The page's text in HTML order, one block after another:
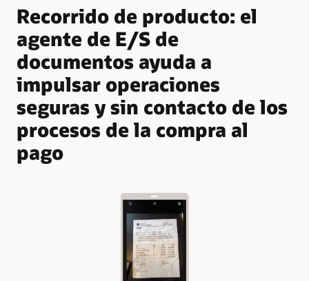
Recorrido de producto: el
agente de E/S de
documentos ayuda a
impulsar operaciones
seguras y sin contacto de los
procesos de la compra al
pago